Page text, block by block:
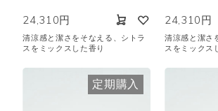
24,310円
清涼感と潔さをそなえる、シトラ
スをミックスした香り
24,310円
清涼感と潔さ
スをミックス
定期購入